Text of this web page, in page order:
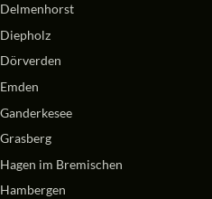
Delmenhorst
Diepholz
Dörverden
Emden
Ganderkesee
Grasberg
Hagen im Bremischen
Hambergen